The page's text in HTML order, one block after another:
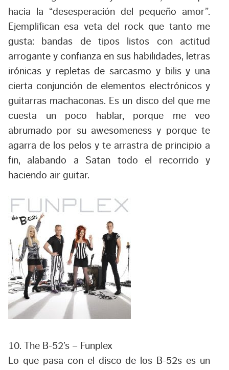
hacia la “desesperación del pequeño amor”.
Ejemplifican esa veta del rock que tanto me
gusta: bandas de tipos listos con actitud
arrogante y confianza en sus habilidades, letras
irónicas y repletas de sarcasmo y bilis y una
cierta conjunción de elementos electrónicos y
guitarras machaconas. Es un disco del que me
cuesta un poco hablar, porque me veo
abrumado por su awesomeness y porque te
agarra de los pelos y te arrastra de principio a
fin, alabando a Satan todo el recorrido y
haciendo air guitar.
10. The B-52’s – Funplex
Lo que pasa con el disco de los B-52s es un